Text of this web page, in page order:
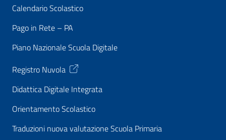
Calendario Scolastico
Pago in Rete – PA
Piano Nazionale Scuola Digitale
Registro Nuvola
Didattica Digitale Integrata
Orientamento Scolastico
Traduzioni nuova valutazione Scuola Primaria